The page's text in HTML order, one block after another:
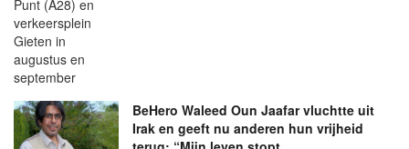
BeHero Waleed Oun Jaafar vluchtte uit
Irak en geeft nu anderen hun vrijheid